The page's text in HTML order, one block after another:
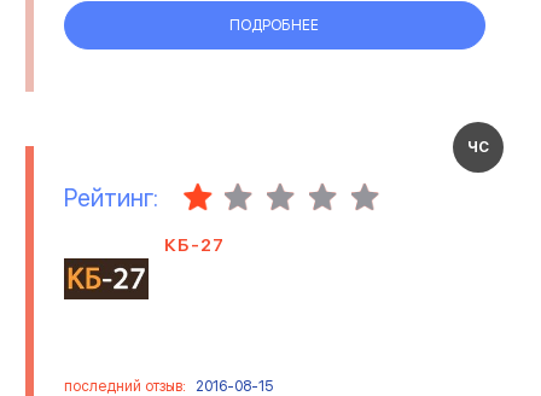
ПОДРОБНЕЕ
ЧС
Рейтинг:
КБ-27
последний отзыв: 2016-08-15